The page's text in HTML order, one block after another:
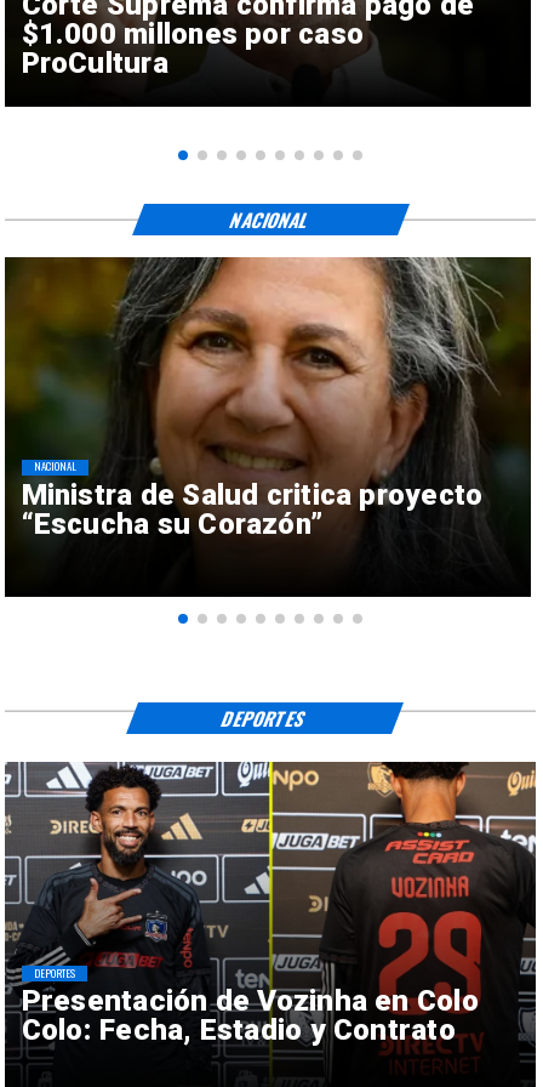
$1.000 millones por caso
ProCultura
Ministra de Salud critica proyecto
“Escucha su Corazón”
NACIONAL
NACIONAL
Presentación de Vozinha en Colo
Colo: Fecha, Estadio y Contrato
DEPORTES
DEPORTES